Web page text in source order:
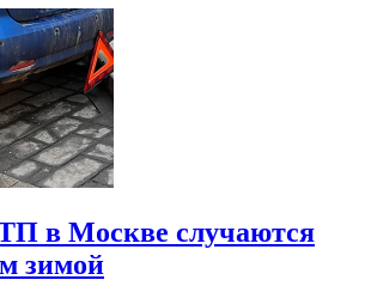
в Москве случаются
зимой